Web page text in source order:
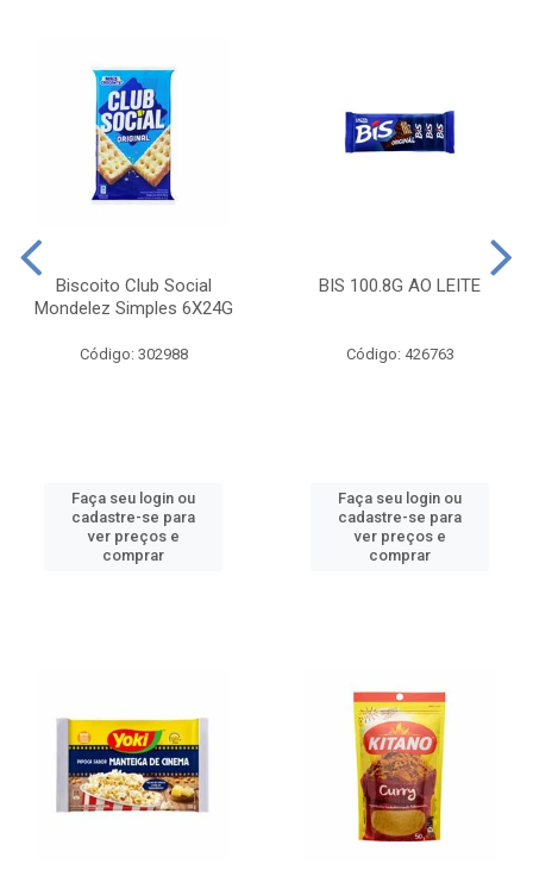
Biscoito Club Social
Mondelez Simples 6X24G
Código: 302988
Faça seu login ou
cadastre-se para
ver preços e
comprar
BIS 100.8G AO LEITE
Código: 426763
Faça seu login ou
cadastre-se para
ver preços e
comprar